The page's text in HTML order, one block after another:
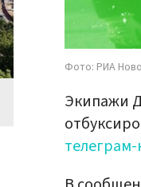
Фото: РИА
Экипажи